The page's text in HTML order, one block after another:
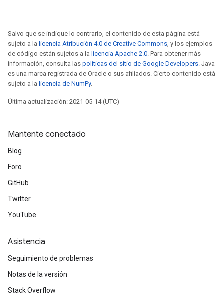
Salvo que se indique lo contrario, el contenido de esta página está
sujeto a la licencia Atribución 4.0 de Creative Commons, y los ejemplos
de código están sujetos a la licencia Apache 2.0. Para obtener más
información, consulta las políticas del sitio de Google Developers. Java
es una marca registrada de Oracle o sus afiliados. Cierto contenido está
sujeto a la licencia de NumPy.
Última actualización: 2021-05-14 (UTC)
Mantente conectado
Blog
Foro
GitHub
Twitter
YouTube
Asistencia
Seguimiento de problemas
Notas de la versión
Stack Overflow